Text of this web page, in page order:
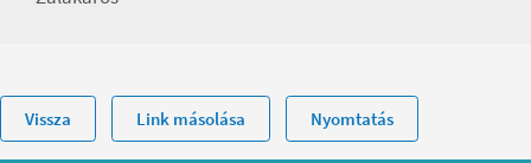
Vissza Link másolása Nyomtatás